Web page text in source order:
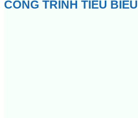
CÔNG TRÌNH TIÊU BIỂU